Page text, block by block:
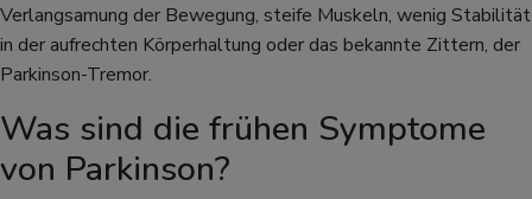
Verlangsamung der Bewegung, steife Muskeln, wenig Stabilität
in der aufrechten Körperhaltung oder das bekannte Zittern, der
Parkinson-Tremor.
Was sind die frühen Symptome
von Parkinson?